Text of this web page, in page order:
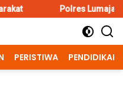
Lumajang Kunci Pergerakan
PERISTIWA PENDIDIKAN